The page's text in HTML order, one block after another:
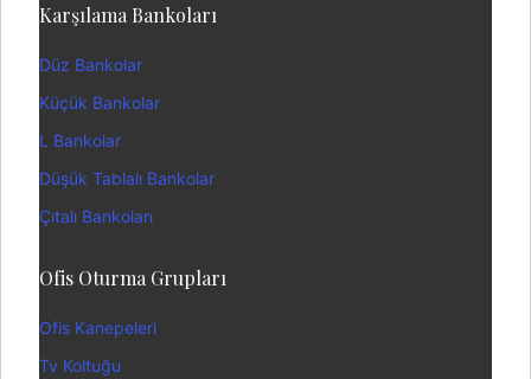
Karşılama Bankoları
Düz Bankolar
Küçük Bankolar
L Bankolar
Düşük Tablalı Bankolar
Çıtalı Bankoları
Ofis Oturma Grupları
Ofis Kanepeleri
Tv Koltuğu